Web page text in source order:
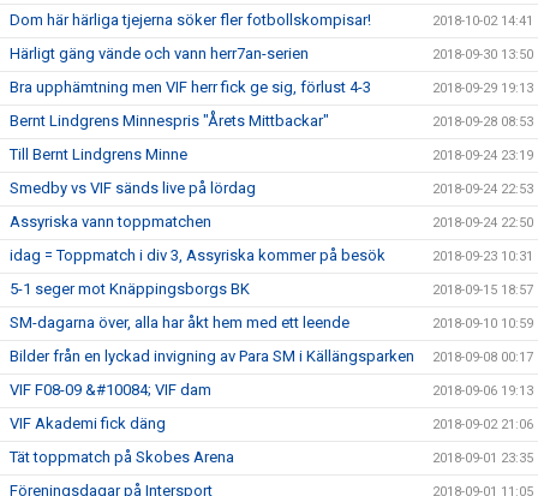
Dom här härliga tjejerna söker fler fotbollskompisar! 2018-10-02 14:41
Härligt gäng vände och vann herr7an-serien 2018-09-30 13:50
Bra upphämtning men VIF herr fick ge sig, förlust 4-3 2018-09-29 19:13
Bernt Lindgrens Minnespris "Årets Mittbackar" 2018-09-28 08:53
Till Bernt Lindgrens Minne 2018-09-24 23:19
Smedby vs VIF sänds live på lördag 2018-09-24 22:53
Assyriska vann toppmatchen 2018-09-24 22:50
idag = Toppmatch i div 3, Assyriska kommer på besök 2018-09-23 10:31
5-1 seger mot Knäppingsborgs BK 2018-09-15 18:57
SM-dagarna över, alla har åkt hem med ett leende 2018-09-10 10:59
Bilder från en lyckad invigning av Para SM i Källängsparken 2018-09-08 00:17
VIF F08-09 &#10084; VIF dam 2018-09-06 19:13
VIF Akademi fick däng 2018-09-02 21:06
Tät toppmatch på Skobes Arena 2018-09-01 23:35
Föreningsdagar på Intersport 2018-09-01 11:05